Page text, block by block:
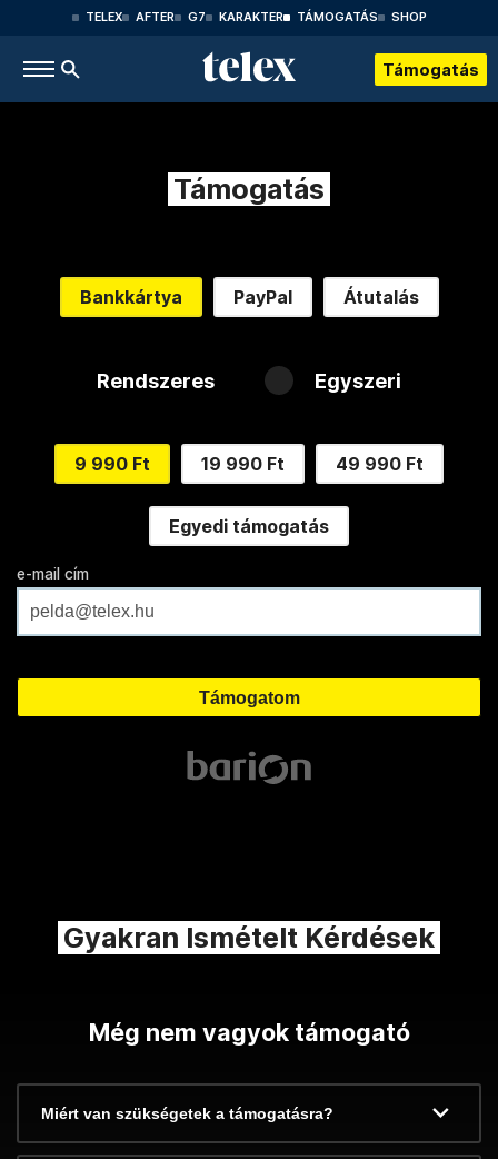
TELEX AFTER G7 KARAKTER TÁMOGATÁS SHOP
Támogatás
Támogatás
Bankkártya PayPal Átutalás
Rendszeres Egyszeri
9 990 Ft 19 990 Ft 49 990 Ft
Egyedi támogatás
e-mail cím
Gyakran Ismételt Kérdések
Még nem vagyok támogató
Miért van szükségetek a támogatásra?